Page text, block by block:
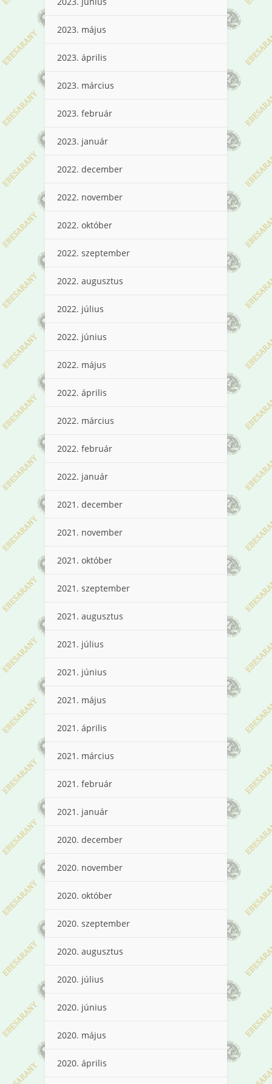
2023. május
2023. április
2023. március
2023. február
2023. január
2022. december
2022. november
2022. október
2022. szeptember
2022. augusztus
2022. július
2022. június
2022. május
2022. április
2022. március
2022. február
2022. január
2021. december
2021. november
2021. október
2021. szeptember
2021. augusztus
2021. július
2021. június
2021. május
2021. április
2021. március
2021. február
2021. január
2020. december
2020. november
2020. október
2020. szeptember
2020. augusztus
2020. július
2020. június
2020. május
2020. április